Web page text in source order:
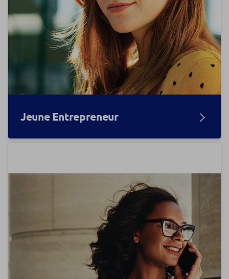
Jeune Entrepreneur